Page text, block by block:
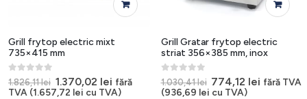
Grill frytop electric mixt
735×415 mm
0 out of 5
1.826,11lei Prețul
inițial
1.370,02 leiPrețul
curent
fără
TVA (1.657,72 lei cu TVA)
Grill Gratar frytop electric
striat 356×385 mm, inox
0 out of 5
1.030,41lei Prețul
inițial
774,12 lei Prețul
fără TVA
(936,69 lei cu TVA)